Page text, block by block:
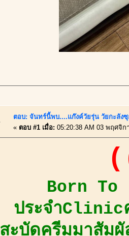
ตอบ: จันทร์นี้พบ....แก๊งค์วัยรุ่น วัยกะลัง
« ตอบ #1 เมื่อ: 05:20:38 AM 03 พฤศจิก
Born To
ประจำClinic
สะบัดครีมมาสัมผั